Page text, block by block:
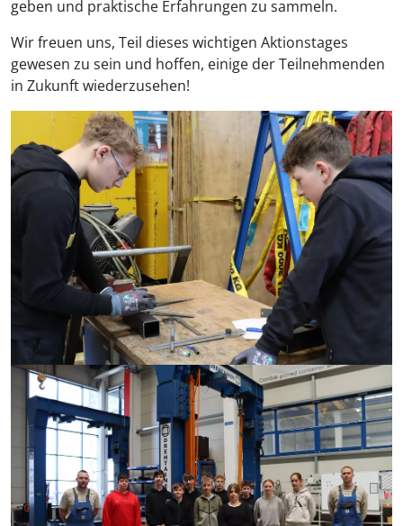
geben und praktische Erfahrungen zu sammeln.
Wir freuen uns, Teil dieses wichtigen Aktionstages
gewesen zu sein und hoffen, einige der Teilnehmenden
in Zukunft wiederzusehen!